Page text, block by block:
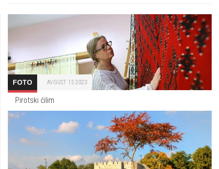
FOTO AVGUST 15 2023
Pirotski ćilim